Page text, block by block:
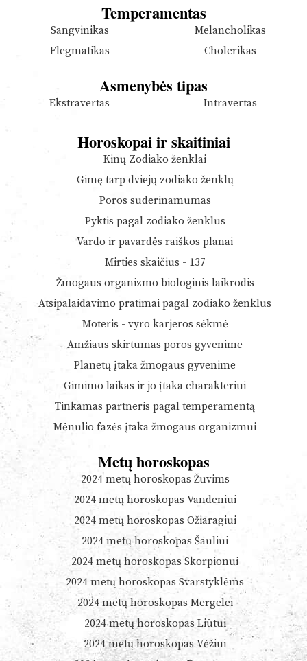
Temperamentas
Sangvinikas
Melancholikas
Flegmatikas
Cholerikas
Asmenybės tipas
Ekstravertas Intravertas
Horoskopai ir skaitiniai
Kinų Zodiako ženklai
Gimę tarp dviejų zodiako ženklų
Poros suderinamumas
Pyktis pagal zodiako ženklus
Vardo ir pavardės raiškos planai
Mirties skaičius - 137
Žmogaus organizmo biologinis laikrodis
Atsipalaidavimo pratimai pagal zodiako ženklus
Moteris - vyro karjeros sėkmė
Amžiaus skirtumas poros gyvenime
Planetų įtaka žmogaus gyvenime
Gimimo laikas ir jo įtaka charakteriui
Tinkamas partneris pagal temperamentą
Mėnulio fazės įtaka žmogaus organizmui
Metų horoskopas
2024 metų horoskopas Žuvims
2024 metų horoskopas Vandeniui
2024 metų horoskopas Ožiaragiui
2024 metų horoskopas Šauliui
2024 metų horoskopas Skorpionui
2024 metų horoskopas Svarstyklėms
2024 metų horoskopas Mergelei
2024 metų horoskopas Liūtui
2024 metų horoskopas Vėžiui